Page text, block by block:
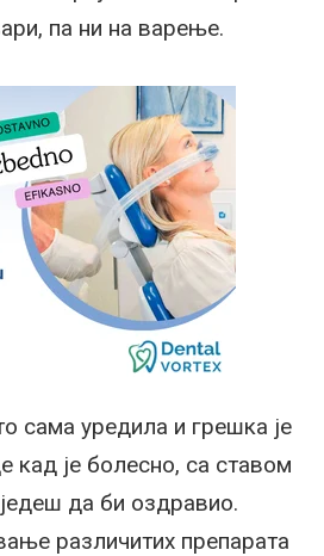
па ни на варење.
сама уредила и грешка је
кад је болесно, са ставом
да би оздравио.
различитих препарата